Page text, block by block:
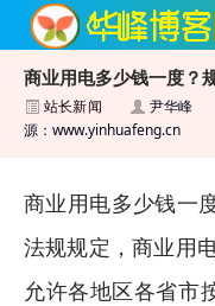
搜索引擎优化技术
商业用电多少钱一度？
站长新闻 尹华峰
源：www.yinhuafeng.cn
商业用电多少钱一
法规规定，商业用
允许各地区各省市